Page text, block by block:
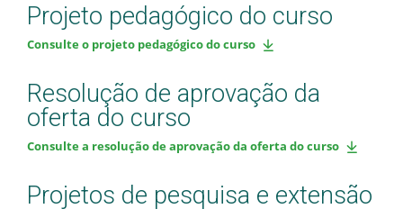
Projeto pedagógico do curso
Consulte o projeto pedagógico do curso
Resolução de aprovação da
oferta do curso
Consulte a resolução de aprovação da oferta do curso
Projetos de pesquisa e extensão